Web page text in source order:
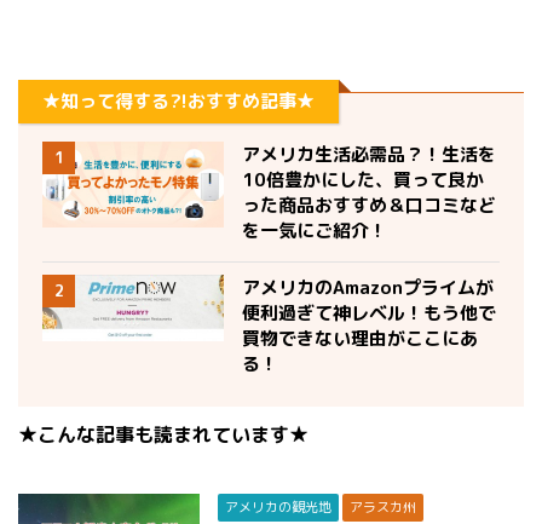
★知って得する?!おすすめ記事★
1
アメリカ生活必需品？！生活を
10倍豊かにした、買って良か
った商品おすすめ＆口コミなど
を一気にご紹介！
2
アメリカのAmazonプライムが
便利過ぎて神レベル！もう他で
買物できない理由がここにあ
る！
★こんな記事も読まれています★
アメリカの観光地 アラスカ州